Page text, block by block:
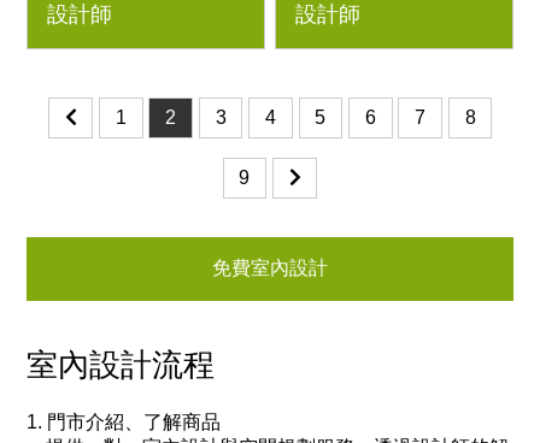
床、柚木色梣木餐桌、
設計師
糖果椅.小王子餐椅.日
好實用收納櫃.凡島書
桌.單月層櫃.雙月層櫃.
空月層櫃
設計師
1 2 3 4 5 6 7 8
9
免費室內設計
室內設計流程
1. 門市介紹、了解商品